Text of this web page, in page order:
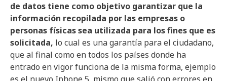
de datos tiene como objetivo garantizar que la
información recopilada por las empresas o
personas físicas sea utilizada para los fines que es
solicitada, lo cual es una garantía para el ciudadano,
que al final como en todos los países donde ha
entrado en vigor funciona de la misma forma, ejemplo